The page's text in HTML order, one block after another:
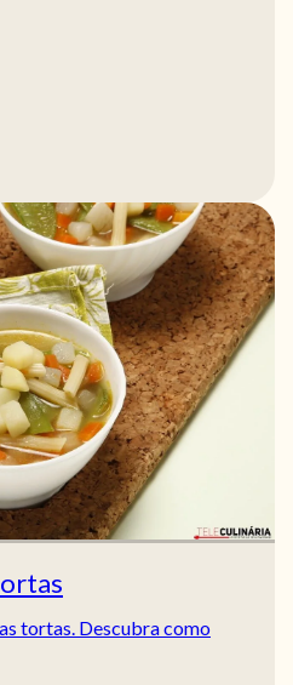
tortas. Descubra como